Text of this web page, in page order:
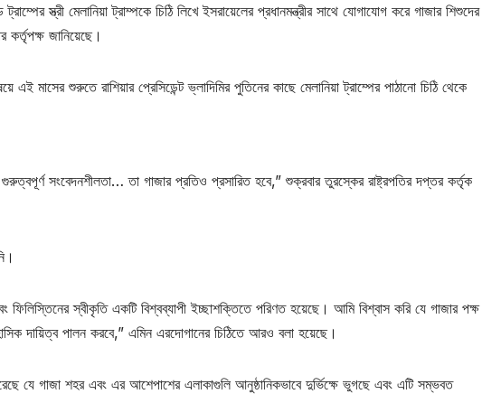
স্ত্রী মেলানিয়া ট্রাম্পকে চিঠি লিখে ইসরায়েলের প্রধানমন্ত্রীর সাথে যোগাযোগ করে গাজার শিশুদের
কর্তৃপক্ষ জানিয়েছে।
মাসের শুরুতে রাশিয়ার প্রেসিডেন্ট ভ্লাদিমির পুতিনের কাছে মেলানিয়া ট্রাম্পের পাঠানো চিঠি থেকে
সংবেদনশীলতা… তা গাজার প্রতিও প্রসারিত হবে,” শুক্রবার তুরস্কের রাষ্ট্রপতির দপ্তর কর্তৃক
স্বীকৃতি একটি বিশ্বব্যাপী ইচ্ছাশক্তিতে পরিণত হয়েছে। আমি বিশ্বাস করি যে গাজার পক্ষ
দায়িত্ব পালন করবে,” এমিন এরদোগানের চিঠিতে আরও বলা হয়েছে।
করেছে যে গাজা শহর এবং এর আশেপাশের এলাকাগুলি আনুষ্ঠানিকভাবে দুর্ভিক্ষে ভুগছে এবং এটি সম্ভবত